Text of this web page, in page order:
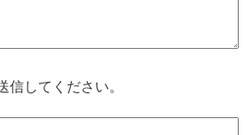
信してください。